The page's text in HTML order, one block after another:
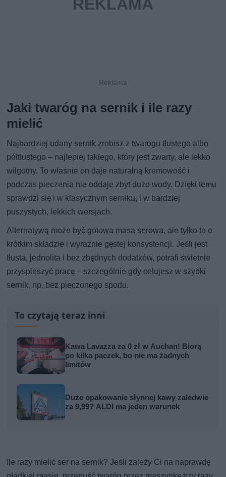
Jaki twaróg na sernik i ile razy
mielić
Najbardziej udany sernik zrobisz z twarogu tłustego albo
półtłustego – najlepiej takiego, który jest zwarty, ale lekko
wilgotny. To właśnie on daje naturalną kremowość i
podczas pieczenia nie oddaje zbyt dużo wody. Dzięki temu
sprawdzi się i w klasycznym serniku, i w bardziej
puszystych, lekkich wersjach.
Alternatywą może być gotowa masa serowa, ale tylko ta o
krótkim składzie i wyraźnie gęstej konsystencji. Jeśli jest
tłusta, jednolita i bez zbędnych dodatków, potrafi świetnie
przyspieszyć pracę – szczególnie gdy celujesz w szybki
sernik, np. bez pieczonego spodu.
To czytają teraz inni
Kawa Lavazza za 0 zł w Auchan! Biorą
po kilka paczek, bo nie ma żadnych
limitów
Duże opakowanie słynnej kawy zaledwie
za 9,99? ALDI ma jeden warunek
Ile razy mielić ser na sernik? Jeśli zależy Ci na naprawdę